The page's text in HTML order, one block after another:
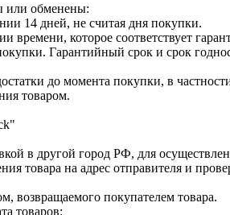
или обменены:
14 дней, не считая дня покупки.
времени, которое соответствует
Гарантийный срок и срок
до момента покупки, в
товаром.
в другой город РФ, для
товара на адрес отправителя и
возвращаемого покупателем товара.
товаров: